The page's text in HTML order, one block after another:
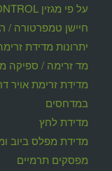
על פי מגזין CONTROL היוקרתי
חיישן טמפרטורה /
יתרונות מדידת
מד זרימה / ספיקה
מדידת זרימת אויר
במדחסים
מדידת לחץ
מדידת מפלס ביוב
מפסקים תרמיים